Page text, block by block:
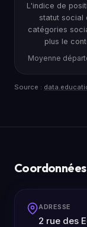
L'indice de
statut social
catégories
plus le
Moyenne
Source :
Coordonnées
ADRESSE
2 rue des